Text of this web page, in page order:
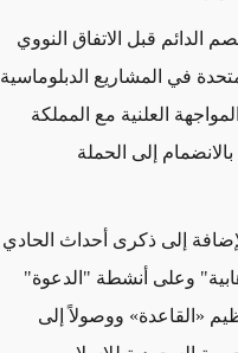
الدائم قبل الاتفاق النووي
في المشاريع الدبلوماسية
العلنية مع المملكة
إلى الحملة
إلى ذكرى أحداث الحادي
وعلى أنشطة "الدعوة"
«القاعدة» ووصولاً إلى